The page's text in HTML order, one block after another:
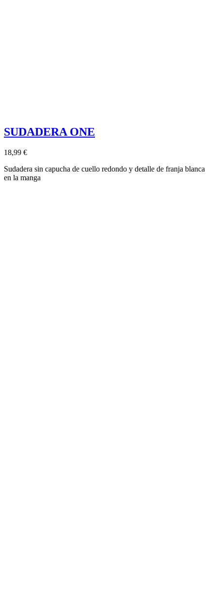
SUDADERA ONE
18,99 €
Sudadera sin capucha de cuello redondo y detalle de franja blanca
en la manga